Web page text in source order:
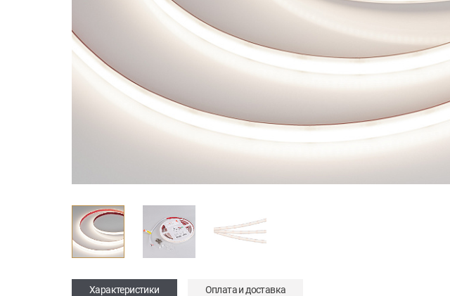
Характеристики Оплата и доставка